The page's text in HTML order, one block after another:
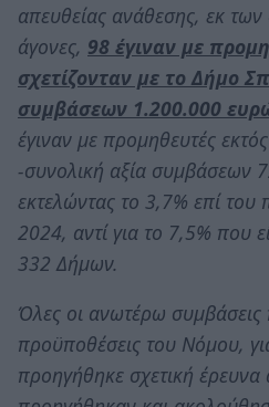
απευθείας ανάθεσης, εκ
άγονες, 98 έγιναν με
σχετίζονταν με το Δήμο
συμβάσεων 1.200.000
έγιναν με προμηθευτές
-συνολική αξία συμβάσεων
εκτελώντας το 3,7% επί
2024, αντί για το 7,5% που
332 Δήμων.
Όλες οι ανωτέρω συμβάσεις
προϋποθέσεις του Νόμου,
προηγήθηκε σχετική έρευνα